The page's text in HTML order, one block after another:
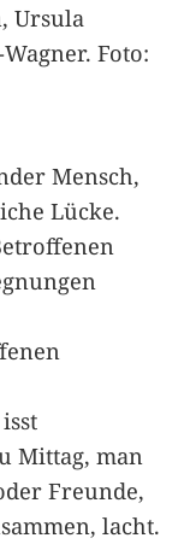
Ursula
Foto:
Mensch,
Lücke.
Mittag, man
Freunde,
lacht.